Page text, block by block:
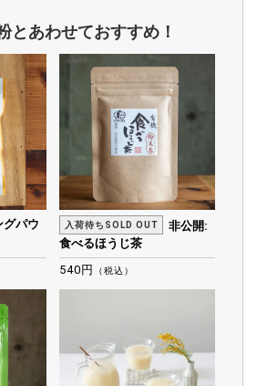
とあわせておすすめ！
グパウ
入荷待ちSOLD OUT
非公開:
食べるほうじ茶
540円
（税込）